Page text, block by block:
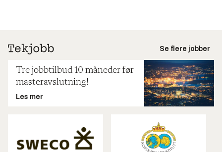
Se flere jobber
Tre jobbtilbud 10 måneder før
masteravslutning!
Les mer